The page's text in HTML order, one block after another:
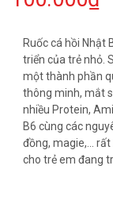
Ruốc cá hồi Nhật
triển của trẻ nhỏ.
một thành phần
thông minh, mắt
nhiều Protein,
B6 cùng các
đồng, magie,… rất
cho trẻ em đang